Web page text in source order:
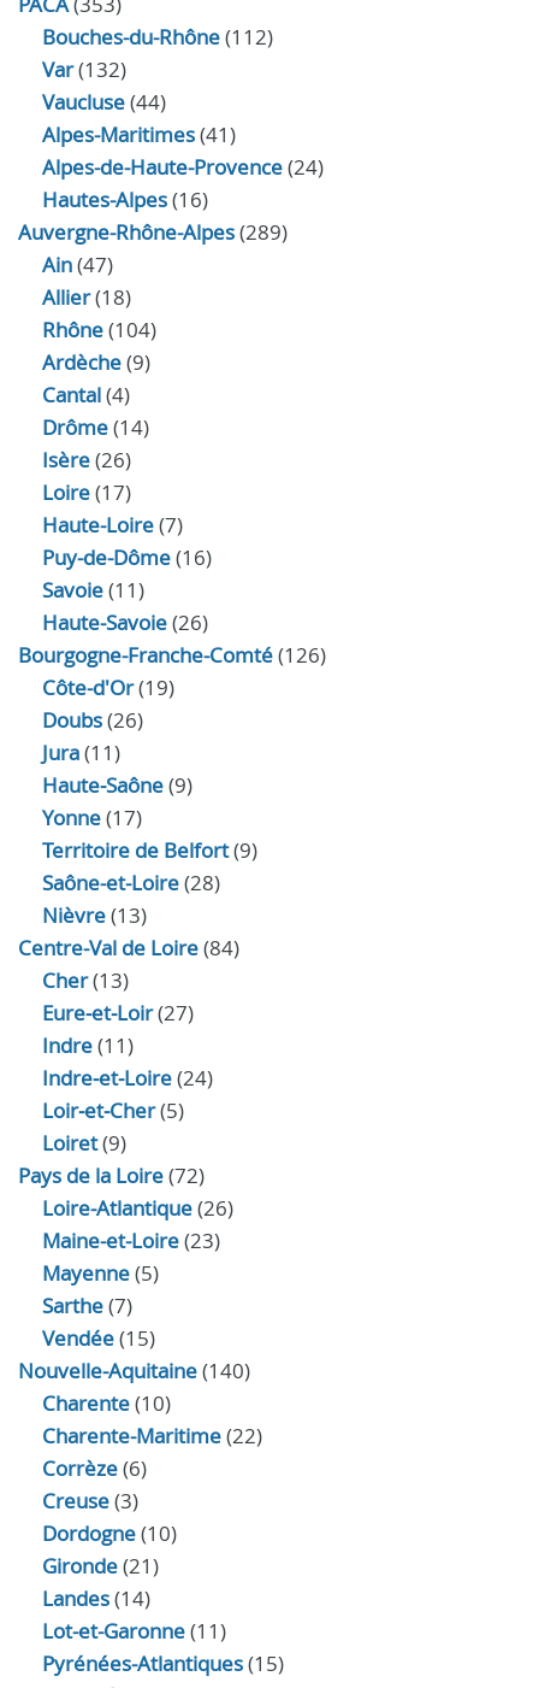
Bouches-du-Rhône(112)
Var(132)
Vaucluse(44)
Alpes-Maritimes(41)
Alpes-de-Haute-Provence(24)
Hautes-Alpes(16)
Auvergne-Rhône-Alpes(289)
Ain(47)
Allier(18)
Rhône(104)
Ardèche(9)
Cantal(4)
Drôme(14)
Isère(26)
Loire(17)
Haute-Loire(7)
Puy-de-Dôme(16)
Savoie(11)
Haute-Savoie(26)
Bourgogne-Franche-Comté(126)
Côte-d'Or(19)
Doubs(26)
Jura(11)
Haute‑Saône(9)
Yonne(17)
Territoire de Belfort(9)
Saône-et-Loire(28)
Nièvre(13)
Centre-Val de Loire(84)
Cher(13)
Eure‑et‑Loir(27)
Indre(11)
Indre‑et‑Loire(24)
Loir‑et‑Cher(5)
Loiret(9)
Pays de la Loire(72)
Loire-Atlantique(26)
Maine-et-Loire(23)
Mayenne(5)
Sarthe(7)
Vendée(15)
Nouvelle-Aquitaine(140)
Charente(10)
Charente-Maritime(22)
Corrèze(6)
Creuse(3)
Dordogne(10)
Gironde(21)
Landes(14)
Lot-et-Garonne(11)
Pyrénées-Atlantiques(15)